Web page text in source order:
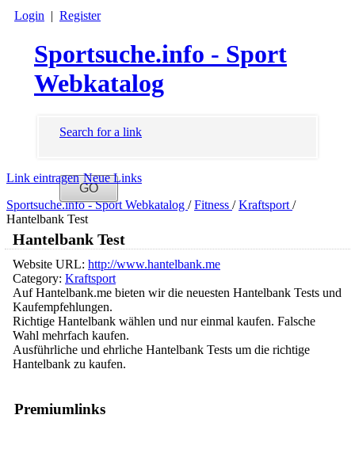
Login | Register
Sportsuche.info - Sport
Webkatalog
Search for a link
Link eintragen Neue Links
Sportsuche.info - Sport Webkatalog / Fitness / Kraftsport/
Hantelbank Test
Premiumlinks
Hantelbank Test
Website URL: http://www.hantelbank.me
Category: Kraftsport
Auf Hantelbank.me bieten wir die neuesten Hantelbank Tests und
Kaufempfehlungen.
Richtige Hantelbank wählen und nur einmal kaufen. Falsche
Wahl mehrfach kaufen.
Ausführliche und ehrliche Hantelbank Tests um die richtige
Hantelbank zu kaufen.